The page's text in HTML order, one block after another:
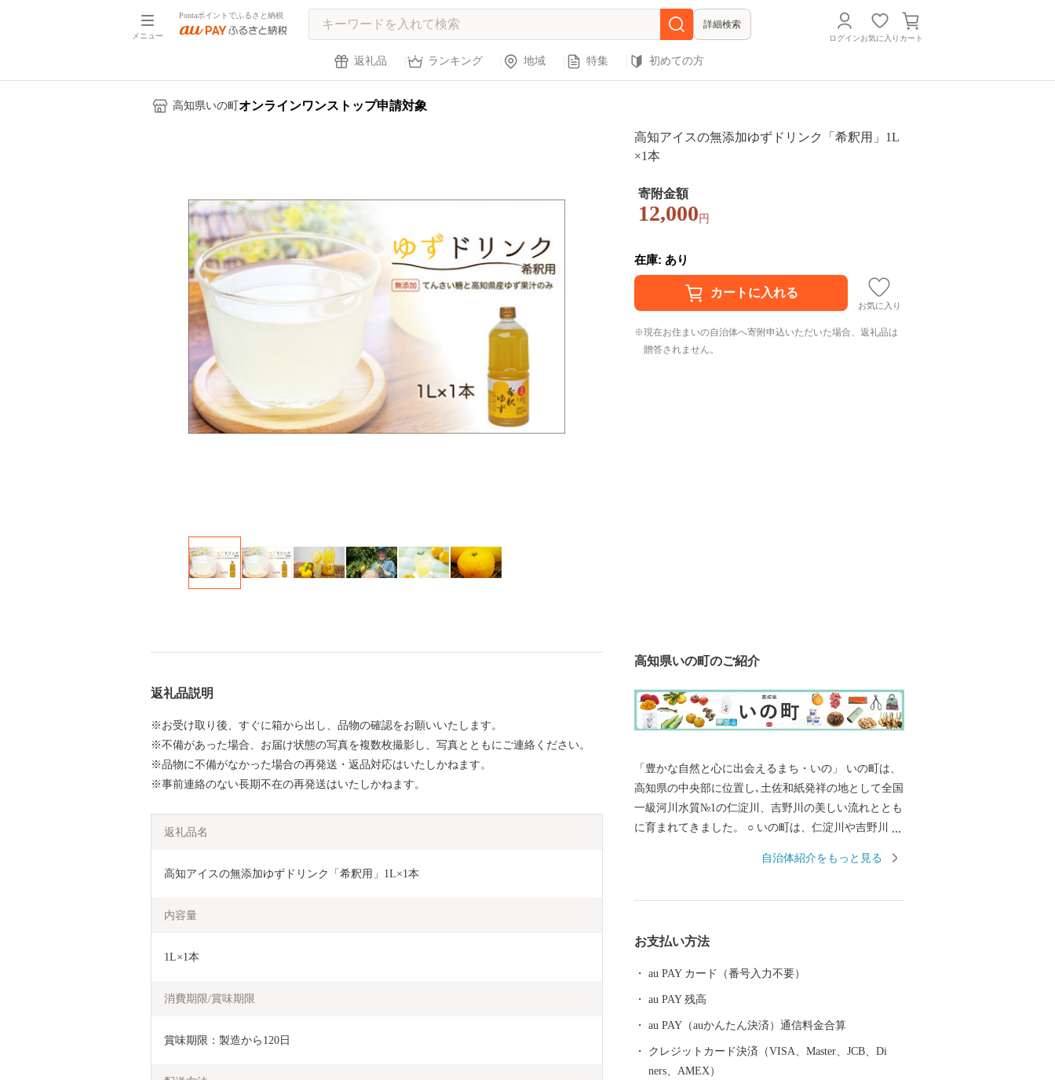
メニュー
Pontaポイントでふるさと納税
詳細検索
ログインお気に入り カート
返礼品 ランキング 地域 特集 初めての方
高知県いの町 オンラインワンストップ申請対象
高知アイスの無添加ゆずドリンク「希釈用」1L
×1本
寄附金額
12,000 円
在庫: あり
お気に入り
現在お住まいの自治体へ寄附申込いただいた場合、返礼品は
贈答されません。
返礼品説明
※お受け取り後、すぐに箱から出し、品物の確認をお願いいたします。
※不備があった場合、お届け状態の写真を複数枚撮影し、写真とともにご連絡ください。
※品物に不備がなかった場合の再発送・返品対応はいたしかねます。
※事前連絡のない長期不在の再発送はいたしかねます。
返礼品名
高知アイスの無添加ゆずドリンク「希釈用」1L×1本
内容量
1L×1本
消費期限/賞味期限
賞味期限：製造から120日
高知県いの町のご紹介
「豊かな自然と心に出会えるまち・いの」 いの町は、
高知県の中央部に位置し､土佐和紙発祥の地として全国
一級河川水質№1の仁淀川、吉野川の美しい流れととも
に育まれてきました。 ○ いの町は、仁淀川や吉野川、
はじめとして山・川の豊かな自然に恵まれています。
○ 人と人との心のつながりやふれあいを大切にし、心
のまち」将来の担い手となる”ひと”を育てていく町で
す
自治体紹介をもっと見る
お支払い方法
au PAY カード（番号入力不要）
au PAY 残高
au PAY（auかんたん決済）通信料金合算
クレジットカード決済（VISA、Master、JCB、Di
ners、AMEX）